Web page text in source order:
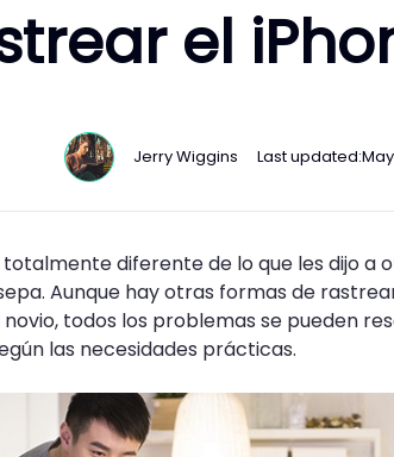
el
Jerry Wiggins Last updated:
totalmente diferente de lo que les dijo
Aunque hay otras formas de
todos los problemas se pueden
las necesidades prácticas.